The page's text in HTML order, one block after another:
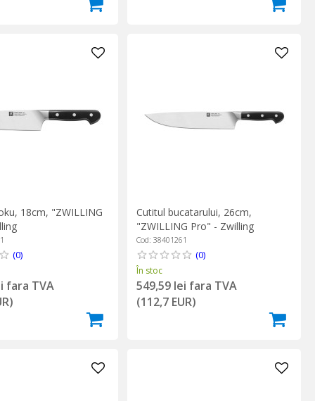
18cm, "ZWILLING
(0)
fara TVA
Cutitul bucatarului, 26cm,
"ZWILLING Pro" - Zwilling
Cod: 38401261
(0)
În stoc
549,59 lei fara TVA
(112,7 EUR)